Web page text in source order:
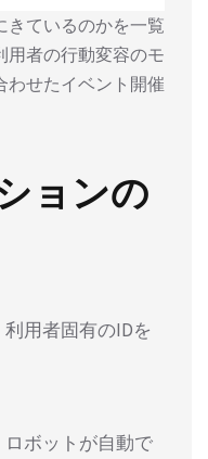
きているのかを一覧
用者の行動変容のモ
わせたイベント開催
ョンの
用者固有のIDを
ボットが自動で